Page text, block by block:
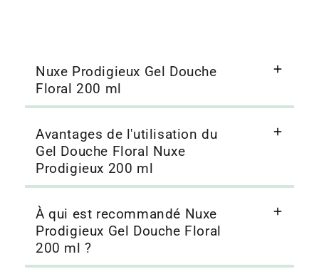
Nuxe Prodigieux Gel Douche
Floral 200 ml
Avantages de l'utilisation du
Gel Douche Floral Nuxe
Prodigieux 200 ml
À qui est recommandé Nuxe
Prodigieux Gel Douche Floral
200 ml ?